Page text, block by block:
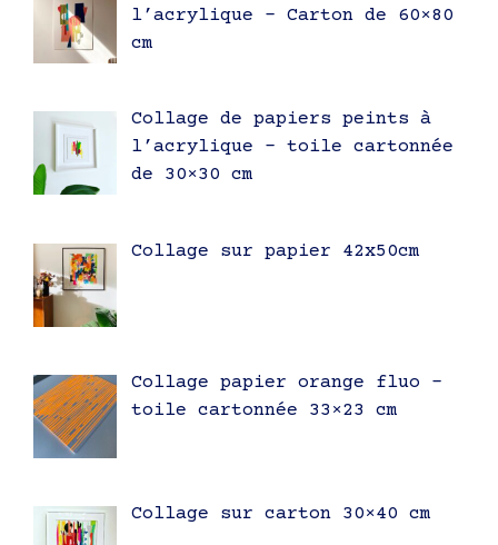
l’acrylique – Carton de 60×80
cm
Collage de papiers peints à
l’acrylique – toile cartonnée
de 30×30 cm
Collage sur papier 42x50cm
Collage papier orange fluo –
toile cartonnée 33×23 cm
Collage sur carton 30×40 cm